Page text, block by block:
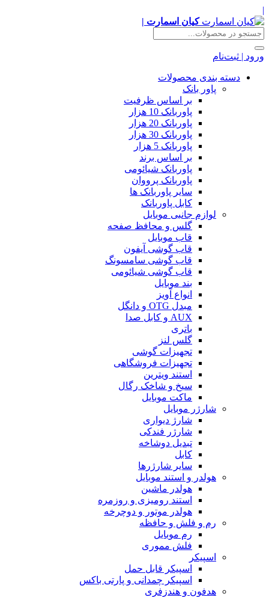
|
کیان اسمارت |
ورود | ثبت‌نام
دسته بندی محصولات
پاور بانک
بر اساس ظرفیت
پاوربانک 10 هزار
پاوربانک 20 هزار
پاوربانک 30 هزار
پاوربانک 5 هزار
بر اساس برند
پاوربانک شیائومی
پاوربانک پرووان
سایر پاوربانک ها
کابل پاوربانک
لوازم جانبی موبایل
گلس و محافظ صفحه
قاب موبایل
قاب گوشی آیفون
قاب گوشی سامسونگ
قاب گوشی شیائومی
بند موبایل
انواع آویز
مبدل OTG و دانگل
AUX و کابل صدا
باتری
گلس لنز
تجهیزات گوشی
تجهیزات فروشگاهی
استند ویترین
سیخ و شاخک رگال
ماکت موبایل
شارژر موبایل
شارژ دیواری
شارژر فندکی
تبدیل دوشاخه
کابل
سایر شارژرها
هولدر و استند موبایل
هولدر ماشین
استند رومیزی و روزمره
هولدر موتور و دوچرخه
رم و فلش و حافظه
رم موبایل
فلش مموری
اسپیکر
اسپیکر قابل حمل
اسپیکر چمدانی و پارتی باکس
هدفون و هندزفری